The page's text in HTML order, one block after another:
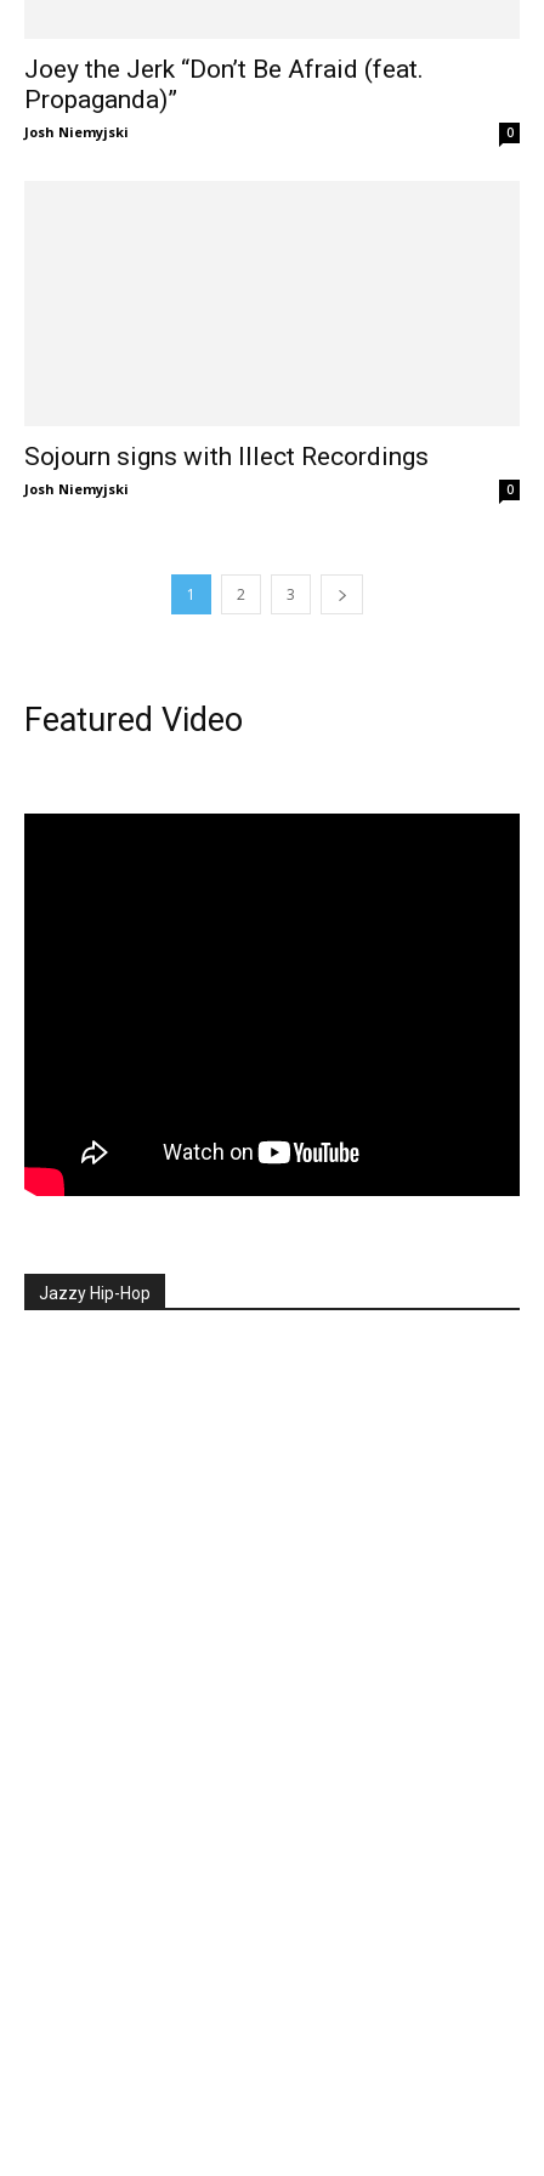
Joey the Jerk “Don’t Be Afraid (feat.
Propaganda)”
Josh Niemyjski 0
Sojourn signs with Illect Recordings
Josh Niemyjski 0
1 2 3
Featured Video
Jazzy Hip-Hop